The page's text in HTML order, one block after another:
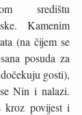
središtu
Kamenim
(na čijem se
posuda za
gosti),
Nin i nalazi.
kroz povijest i